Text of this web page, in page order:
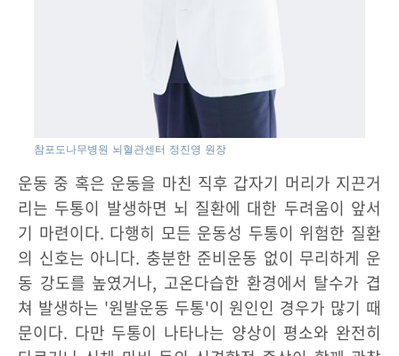
참포도나무병원 뇌혈관센터 정진영 원장
운동 중 혹은 운동을 마친 직후 갑자기 머리가 지끈거
리는 두통이 발생하면 뇌 질환에 대한 두려움이 앞서
기 마련이다. 다행히 모든 운동성 두통이 위험한 질환
의 신호는 아니다. 충분한 준비운동 없이 무리하게 운
동 강도를 높였거나, 고온다습한 환경에서 탈수가 겹
쳐 발생하는 '원발운동 두통'이 원인인 경우가 많기 때
문이다. 다만 두통이 나타나는 양상이 평소와 완전히